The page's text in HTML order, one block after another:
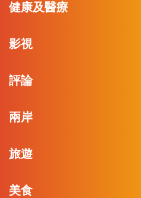
健康及醫療
影視
評論
兩岸
旅遊
美食